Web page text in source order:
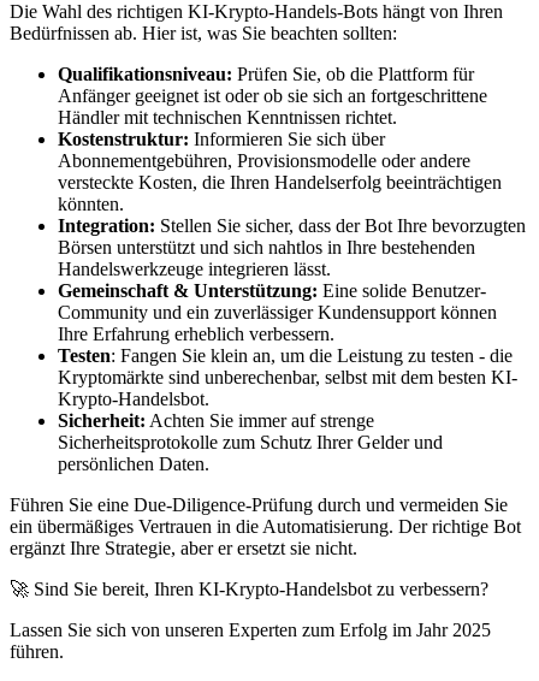
Die Wahl des richtigen KI-Krypto-Handels-Bots hängt von Ihren
Bedürfnissen ab. Hier ist, was Sie beachten sollten:
Qualifikationsniveau: Prüfen Sie, ob die Plattform für
Anfänger geeignet ist oder ob sie sich an fortgeschrittene
Händler mit technischen Kenntnissen richtet.
Kostenstruktur: Informieren Sie sich über
Abonnementgebühren, Provisionsmodelle oder andere
versteckte Kosten, die Ihren Handelserfolg beeinträchtigen
könnten.
Integration: Stellen Sie sicher, dass der Bot Ihre bevorzugten
Börsen unterstützt und sich nahtlos in Ihre bestehenden
Handelswerkzeuge integrieren lässt.
Gemeinschaft & Unterstützung: Eine solide Benutzer-
Community und ein zuverlässiger Kundensupport können
Ihre Erfahrung erheblich verbessern.
Testen: Fangen Sie klein an, um die Leistung zu testen - die
Kryptomärkte sind unberechenbar, selbst mit dem besten KI-
Krypto-Handelsbot.
Sicherheit: Achten Sie immer auf strenge
Sicherheitsprotokolle zum Schutz Ihrer Gelder und
persönlichen Daten.
Führen Sie eine Due-Diligence-Prüfung durch und vermeiden Sie
ein übermäßiges Vertrauen in die Automatisierung. Der richtige Bot
ergänzt Ihre Strategie, aber er ersetzt sie nicht.
🚀 Sind Sie bereit, Ihren KI-Krypto-Handelsbot zu verbessern?
Lassen Sie sich von unseren Experten zum Erfolg im Jahr 2025
führen.